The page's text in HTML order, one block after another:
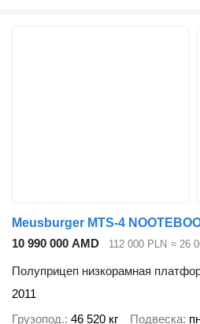
Meusburger MTS-4
10 990 000 AMD
112 000 PLN ≈ 26
Полуприцеп низкорамная
2011
Грузопод. 46 520 кг Подвеска